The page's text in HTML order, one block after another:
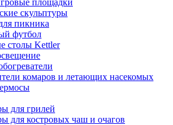
площадки
скульптуры
пикника
футбол
столы Kettler
комаров и летающих насекомых
для грилей
для костровых чаш и очагов